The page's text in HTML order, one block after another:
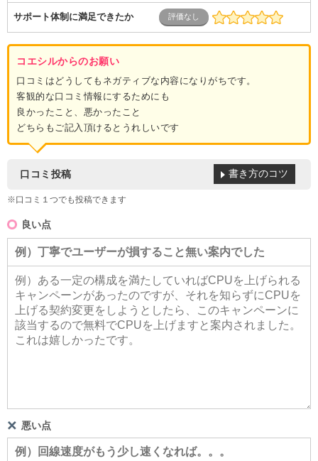
サポート体制に満足できたか
コエシルからのお願い
口コミはどうしてもネガティブな内容になりがちです。
客観的な口コミ情報にするためにも
良かったこと、悪かったこと
どちらもご記入頂けるとうれしいです
口コミ投稿
※口コミ１つでも投稿できます
書き方のコツ
良い点
悪い点